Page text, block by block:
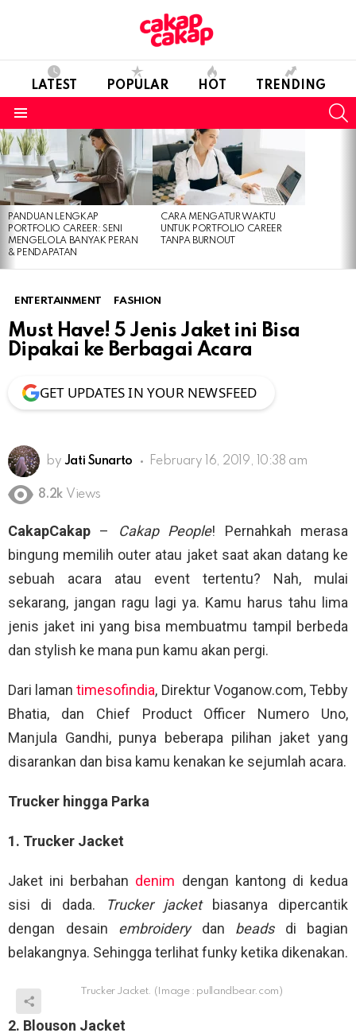
LATEST POPULAR HOT TRENDING
LATEST
STORIES
PANDUAN LENGKAP
PORTFOLIO CAREER: SENI
MENGELOLA BANYAK PERAN
& PENDAPATAN
CARA MENGATUR WAKTU
UNTUK PORTFOLIO CAREER
TANPA BURNOUT
ENTERTAINMENT FASHION
Must Have! 5 Jenis Jaket ini Bisa
Dipakai ke Berbagai Acara
GET UPDATES IN YOUR NEWSFEED
by Jati Sunarto February 16, 2019, 10:38 am
8.2k Views
CakapCakap – Cakap People! Pernahkah merasa
bingung memilih outer atau jaket saat akan datang ke
sebuah acara atau event tertentu? Nah, mulai
sekarang, jangan ragu lagi ya. Kamu harus tahu lima
jenis jaket ini yang bisa membuatmu tampil berbeda
dan stylish ke mana pun kamu akan pergi.
Dari lamantimesofindia, Direktur Voganow.com, Tebby
Bhatia, dan Chief Product Officer Numero Uno,
Manjula Gandhi, punya beberapa pilihan jaket yang
disarankan dan bisa kamu kenakan ke sejumlah acara.
Trucker hingga Parka
1. Trucker Jacket
Jaket ini berbahan denim dengan kantong di kedua
sisi di dada.
Trucker jacketbiasanya dipercantik
dengan desain embroiderydan beadsdi bagian
belakangnya. Sehingga terlihat funky ketika dikenakan.
Trucker Jacket. (Image : pullandbear.com)
2. Blouson Jacket